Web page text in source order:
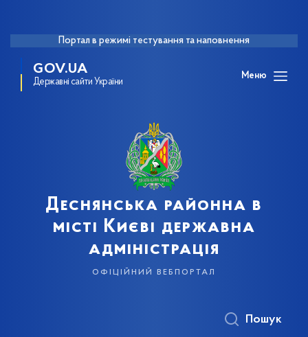
Портал в режимі тестування та наповнення
GOV.UA
Державні сайти України
Меню
Деснянська районна в
місті Києві державна
адміністрація
офіційний вебпортал
Пошук